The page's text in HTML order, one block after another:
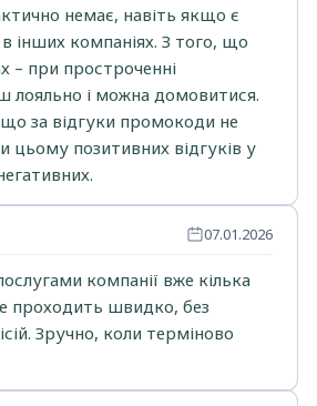
немає, навіть якщо є
в інших компаніях. З того, що
– при простроченні
лояльно і можна домовитися.
за відгуки промокоди не
цьому позитивних відгуків у
07.01.2026
компанії вже кілька
проходить швидко, без
Зручно, коли терміново